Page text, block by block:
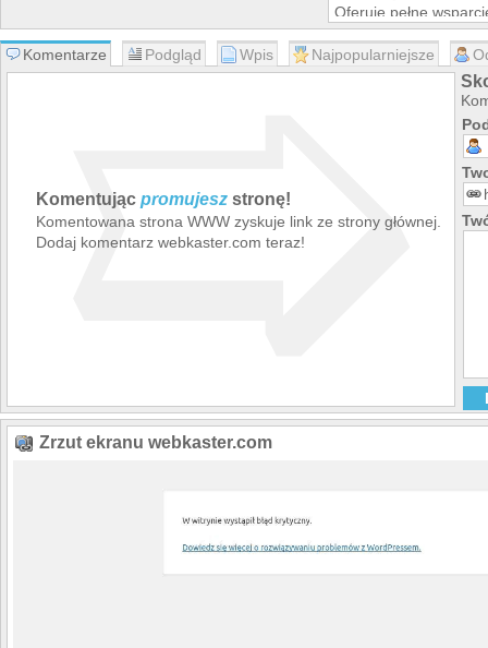
Oferuję pełne
optymalizację SEO,
tylko piękna, ale i
znajduje się w
klientów z całego
Komentarze Podgląd Wpis Najpopularniejsze
Komentując promujesz stronę!
Komentowana strona WWW zyskuje link ze strony głównej.
Dodaj komentarz webkaster.com teraz!
➯
Zrzut ekranu webkaster.com